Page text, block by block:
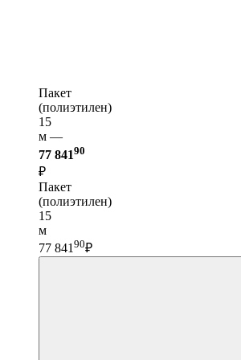
Пакет
(полиэтилен)
15
м —
77 84190
₽
Пакет
(полиэтилен)
15
м
77 841 90₽